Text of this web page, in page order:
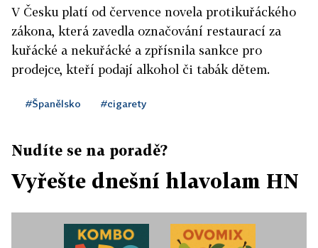
V Česku platí od července novela protikuřáckého
zákona, která zavedla označování restaurací za
kuřácké a nekuřácké a zpřísnila sankce pro
prodejce, kteří podají alkohol či tabák dětem.
#Španělsko #cigarety
Nudíte se na poradě?
Vyřešte dnešní hlavolam HN